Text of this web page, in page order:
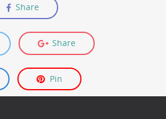
Share
Share
Pin